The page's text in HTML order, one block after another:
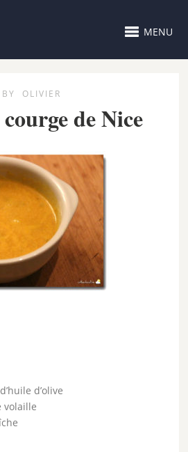
MENU
BY OLIVIER
de Nice
d’olive
volaille